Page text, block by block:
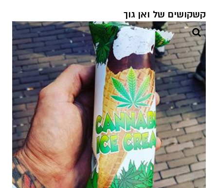
קשקושים של ואן גוך